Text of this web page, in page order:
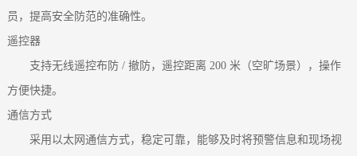
员，提高安全防范的准确性。
遥控器
支持无线遥控布防 / 撤防，遥控距离 200 米（空旷场景），操作
方便快捷。
通信方式
采用以太网通信方式，稳定可靠，能够及时将预警信息和现场视